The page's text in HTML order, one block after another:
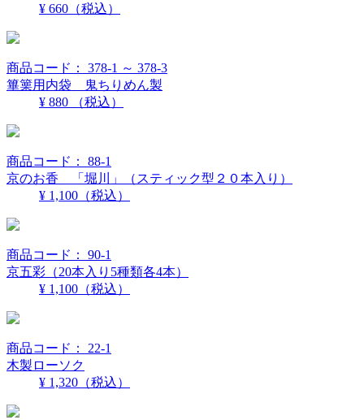
¥ 660 （税込）
商品コード： 378-1 ～ 378-3
篳篥用内袋 鬼ちりめん製
¥ 880
（税込）
商品コード： 88-1
京のお香 「堀川」（スティック型２０本入り）
¥ 1,100 （税込）
商品コード： 90-1
京五彩（20本入り5種類各4本）
¥ 1,100 （税込）
商品コード： 22-1
木製ローソク
¥ 1,320 （税込）